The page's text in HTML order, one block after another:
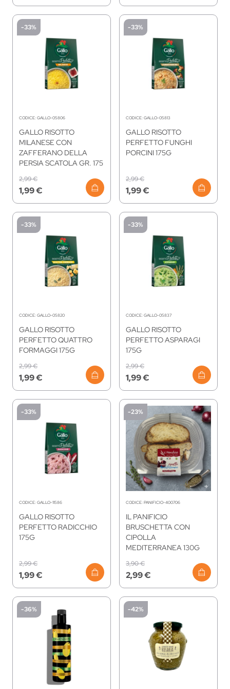
-33%
CODICE: GALLO-05806
GALLO RISOTTO
MILANESE CON
ZAFFERANO DELLA
PERSIA SCATOLA GR. 175
1,99 €
2,99 €
-33%
CODICE: GALLO-05813
GALLO RISOTTO
PERFETTO FUNGHI
PORCINI 175G
1,99 €
2,99 €
-33%
CODICE: GALLO-05820
GALLO RISOTTO
PERFETTO QUATTRO
FORMAGGI 175G
1,99 €
2,99 €
-33%
CODICE: GALLO-05837
GALLO RISOTTO
PERFETTO ASPARAGI
175G
1,99 €
2,99 €
-33%
CODICE: GALLO-11586
GALLO RISOTTO
PERFETTO RADICCHIO
175G
1,99 €
2,99 €
-23%
CODICE: PANIFICIO-400706
IL PANIFICIO
BRUSCHETTA CON
CIPOLLA
MEDITERRANEA 130G
2,99 €
3,90 €
-36% -42%